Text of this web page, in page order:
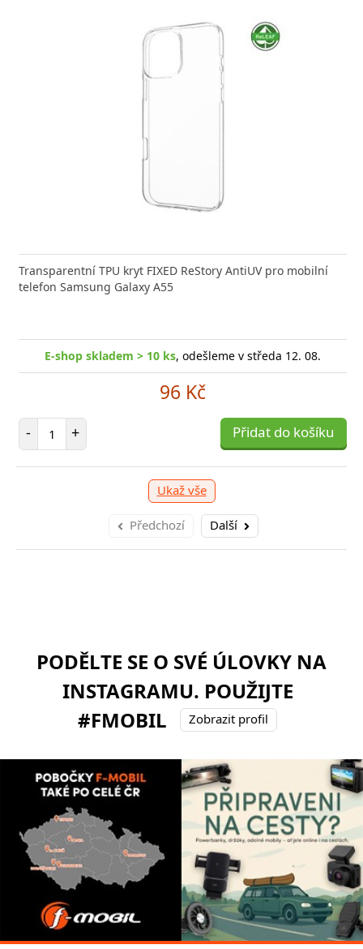
Transparentní TPU kryt FIXED ReStory AntiUV pro mobilní
telefon Samsung Galaxy A55
E-shop skladem > 10 ks, odešleme v středa 12. 08.
96 Kč
- Počet položek
+ Přidat do košíku
Ukaž vše
Předchozí Další
PODĚLTE SE O SVÉ ÚLOVKY NA
INSTAGRAMU. POUŽIJTE
#FMOBIL
Zobrazit profil